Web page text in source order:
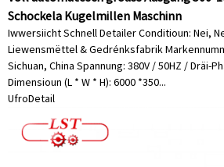
Schockela Kugelmillen Maschinn
Iwwersiicht Schnell Detailer Conditioun: Nei,
Liewensmëttel & Gedrénksfabrik
Sichuan, China Spannung: 380V / 50HZ / Dräi-
Dimensioun (L * W * H): 6000 *350...
UfroDetail